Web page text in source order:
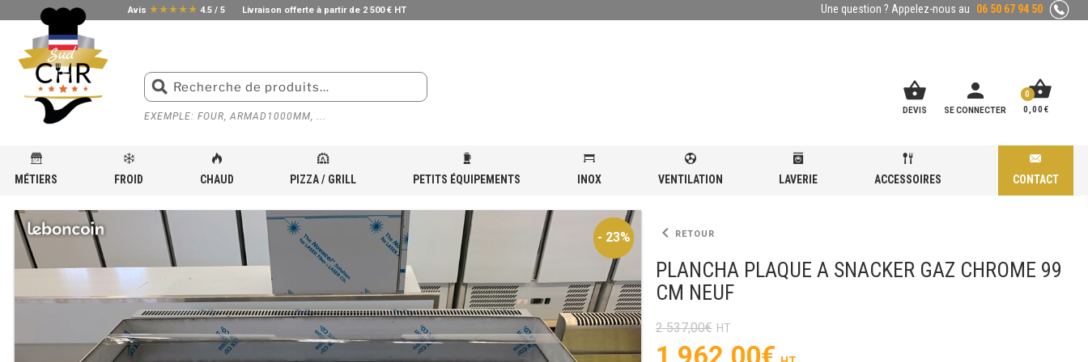
Une question ? Appelez-nous au 06 50 67 94 50
Avis star_ratestar_ratestar_ratestar_ratestar_rate 4.5 / 5 Livraison offerte à partir de 2 500 € HT
shopping_basket
DEVIS
person
SE CONNECTER
shopping_basket
0,00€
0
EXEMPLE: FOUR, ARMAD1000MM, ...
MÉTIERS FROID CHAUD PIZZA / GRILL PETITS ÉQUIPEMENTS INOX VENTILATION LAVERIE ACCESSOIRES CONTACT
ACCUEIL »BOUTIQUE MÉTIER» MATÉRIEL ET ÉQUIPEMENT POUR PIZZERIA» PLANCHA PLAQUE A SNACKER GAZ CHROME 99 CM NEUF
- 23%
- 23% keyboard_arrow_left RETOUR
PLANCHA PLAQUE A SNACKER GAZ CHROME 99
CM NEUF
2 537,00€
Le
1 962,00€